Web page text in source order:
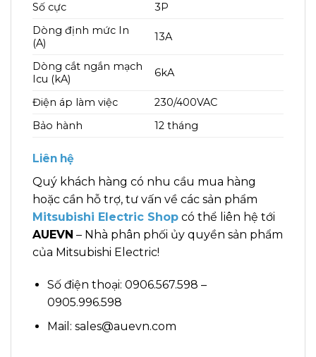
Số cực
3P
Dòng định mức In
(A)
13A
Dòng cắt ngắn mạch
Icu (kA)
6kA
Điện áp làm việc
230/400VAC
Bảo hành
12 tháng
Liên hệ
Quý khách hàng có nhu cầu mua hàng
hoặc cần hỗ trợ, tư vấn về các sản phẩm
Mitsubishi Electric Shop có thể liên hệ tới
AUEVN – Nhà phân phối ủy quyền sản phẩm
của Mitsubishi Electric!
Số điện thoại: 0906.567.598 –
0905.996.598
Mail: sales@auevn.com